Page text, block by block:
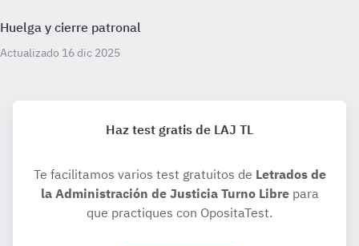
Huelga y cierre patronal
Actualizado 16 dic 2025
Haz test gratis de LAJ TL
Te facilitamos varios test gratuitos de Letrados de
la Administración de Justicia Turno Librepara
que practiques con OpositaTest.